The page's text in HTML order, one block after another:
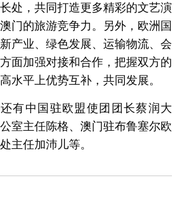
处，共同打造更多精彩的文艺演
门的旅游竞争力。另外，欧洲国
产业、绿色发展、运输物流、会
面加强对接和合作，把握双方的
水平上优势互补，共同发展。
有中国驻欧盟使团团长蔡润大
室主任陈格、澳门驻布鲁塞尔欧
主任加沛儿等。